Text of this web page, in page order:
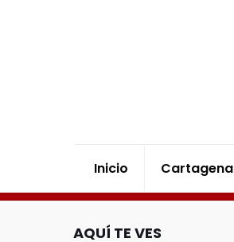
Inicio Cartagena
AQUÍ TE VES